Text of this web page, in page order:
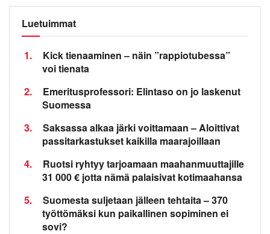
Luetuimmat
1.
Kick tienaaminen – näin ”rappiotubessa”
voi tienata
2.
Emeritusprofessori: Elintaso on jo laskenut
Suomessa
3.
Saksassa alkaa järki voittamaan – Aloittivat
passitarkastukset kaikilla maarajoillaan
4.
Ruotsi ryhtyy tarjoamaan maahanmuuttajille
31 000 € jotta nämä palaisivat kotimaahansa
5.
Suomesta suljetaan jälleen tehtaita – 370
työttömäksi kun paikallinen sopiminen ei
sovi?